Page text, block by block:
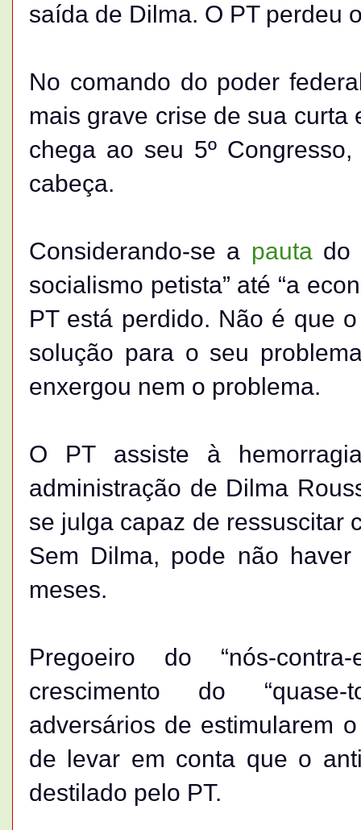
saída de Dilma. O PT perdeu
No comando do poder
mais grave crise de sua curta
chega ao seu 5º
cabeça.
Considerando-se a pautado
socialismo petista” até “a
PT está perdido. Não é que
solução para o seu
enxergou nem o problema.
O PT assiste à
administração de Dilma
se julga capaz de ressuscitar
Sem Dilma, pode não
meses.
Pregoeiro do “nós-
crescimento do “quase-
adversários de estimularem
de levar em conta que o
destilado pelo PT.